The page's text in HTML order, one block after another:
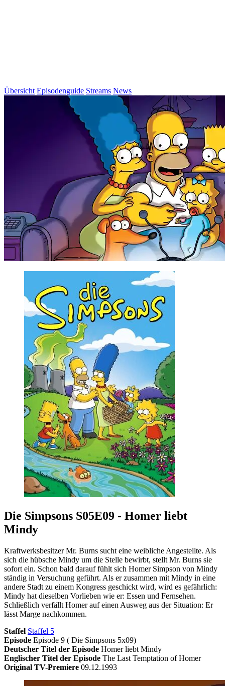
Übersicht Episodenguide Streams News
Die Simpsons S05E09 - Homer liebt
Mindy
Kraftwerksbesitzer Mr. Burns sucht eine weibliche Angestellte. Als
sich die hübsche Mindy um die Stelle bewirbt, stellt Mr. Burns sie
sofort ein. Schon bald darauf fühlt sich Homer Simpson von Mindy
ständig in Versuchung geführt. Als er zusammen mit Mindy in eine
andere Stadt zu einem Kongress geschickt wird, wird es gefährlich:
Mindy hat dieselben Vorlieben wie er: Essen und Fernsehen.
Schließlich verfällt Homer auf einen Ausweg aus der Situation: Er
lässt Marge nachkommen.
Staffel Staffel 5
Episode Episode 9 ( Die Simpsons 5x09)
Deutscher Titel der Episode Homer liebt Mindy
Englischer Titel der Episode The Last Temptation of Homer
Original TV-Premiere 09.12.1993